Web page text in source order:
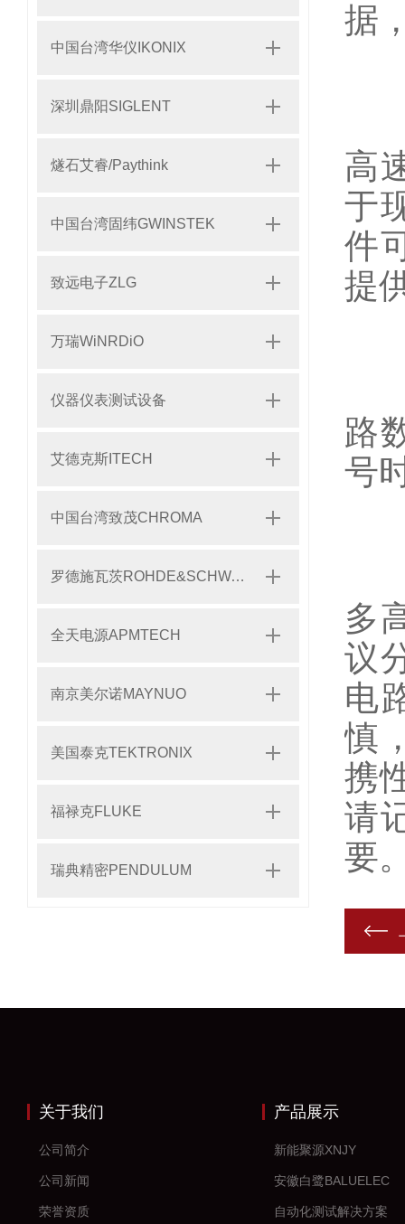
中国台湾华仪IKONIX
深圳鼎阳SIGLENT
燧石艾睿/Paythink
中国台湾固纬GWINSTEK
致远电子ZLG
万瑞WiNRDiO
仪器仪表测试设备
艾德克斯ITECH
中国台湾致茂CHROMA
罗德施瓦茨ROHDE&SCHWARZ
全天电源APMTECH
南京美尔诺MAYNUO
美国泰克TEKTRONIX
福禄克FLUKE
瑞典精密PENDULUM
据
高
于
件
提
路
号
多
议
电
慎
携
请
要
关于我们
公司简介
公司新闻
荣誉资质
产品展示
新能聚源XNJY
安徽白鹭BALUELEC
自动化测试解决方案